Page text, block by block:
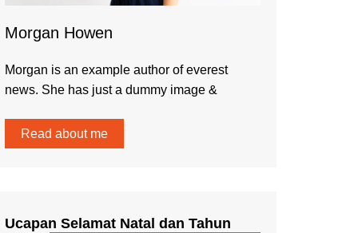
Morgan Howen
Morgan is an example author of everest
news. She has just a dummy image &
Read about me
Ucapan Selamat Natal dan Tahun